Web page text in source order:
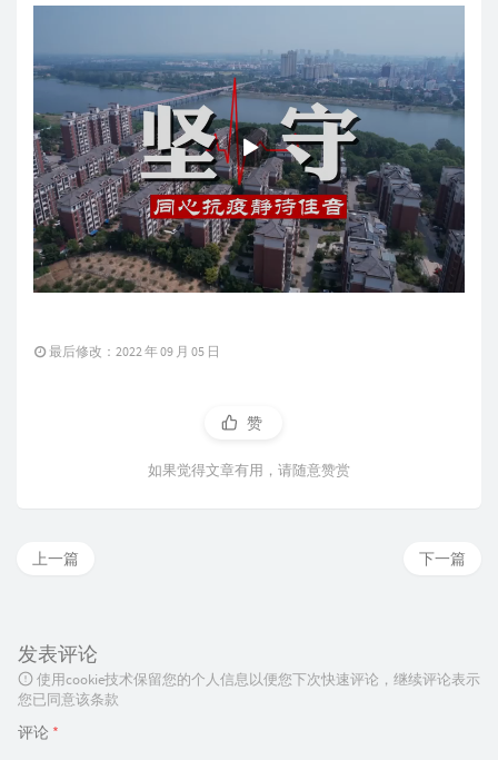
最后修改：2022 年 09 月 05 日
赞
如果觉得文章有用，请随意赞赏
下一篇
上一篇
发表评论
使用cookie技术保留您的个人信息以便您下次快速评论，继续评论表示
您已同意该条款
评论 *